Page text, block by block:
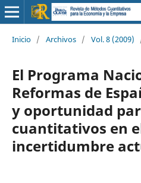
Inicio / Archivos / Vol. 8 (2009)
El Programa
Reformas de
y oportunidad
cuantitativos en
incertidumbre